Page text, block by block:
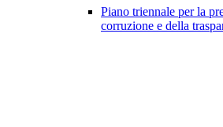
Piano triennale per la
corruzione e della